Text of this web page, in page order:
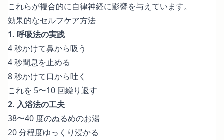
これらが複合的に自律神経に影響を与えています。
効果的なセルフケア方法
1. 呼吸法の実践
4 秒かけて鼻から吸う
4 秒間息を止める
8 秒かけて口から吐く
これを 5〜10 回繰り返す
2. 入浴法の工夫
38〜40 度のぬるめのお湯
20 分程度ゆっくり浸かる